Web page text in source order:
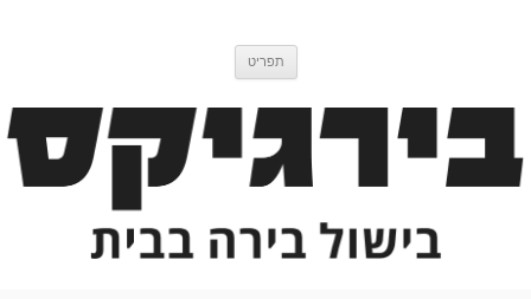
תפריט